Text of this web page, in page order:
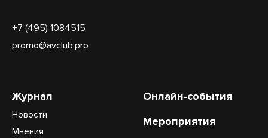
+7 (495) 1084515
promo@avclub.pro
Журнал
Новости
Мнения
Онлайн-события
Мероприятия